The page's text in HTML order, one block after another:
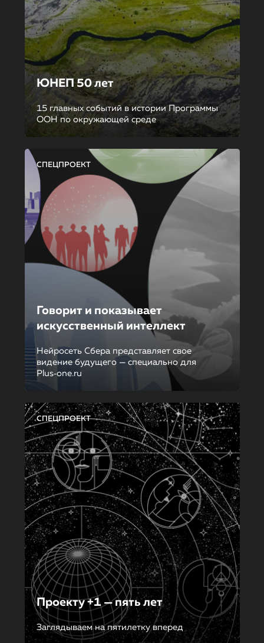
ЮНЕП 50 лет
15 главных событий в истории Программы
ООН по окружающей среде
СПЕЦПРОЕКТ
Говорит и показывает
искусственный интеллект
Нейросеть Сбера представляет свое
видение будущего — специально для
Plus‑one.ru
СПЕЦПРОЕКТ
Проекту +1 — пять лет
Заглядываем на пятилетку вперед